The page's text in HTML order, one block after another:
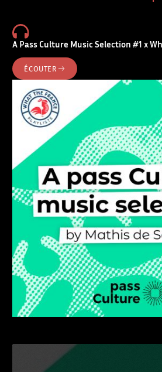
A Pass Culture Music Selection #1 x
ÉCOUTER